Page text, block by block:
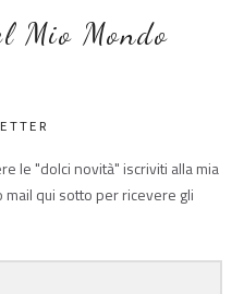
Mio Mondo
le "dolci novità" iscriviti alla mia
qui sotto per ricevere gli